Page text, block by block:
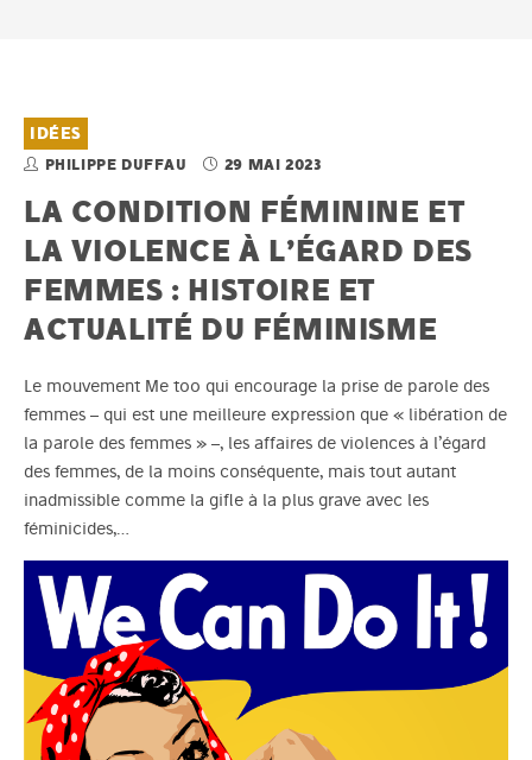
IDÉES
PHILIPPE DUFFAU 29 MAI 2023
LA CONDITION FÉMININE ET
LA VIOLENCE À L’ÉGARD DES
FEMMES : HISTOIRE ET
ACTUALITÉ DU FÉMINISME
Le mouvement Me too qui encourage la prise de parole des
femmes – qui est une meilleure expression que « libération de
la parole des femmes » –, les affaires de violences à l’égard
des femmes, de la moins conséquente, mais tout autant
inadmissible comme la gifle à la plus grave avec les
féminicides,…